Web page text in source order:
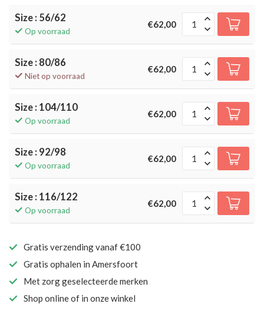
Size : 56/62
Op voorraad
€62,00
Size : 80/86
Niet op voorraad
€62,00
Size : 104/110
Op voorraad
€62,00
Size : 92/98
Op voorraad
€62,00
Size : 116/122
Op voorraad
€62,00
Gratis verzending vanaf €100
Gratis ophalen in Amersfoort
Met zorg geselecteerde merken
Shop online of in onze winkel